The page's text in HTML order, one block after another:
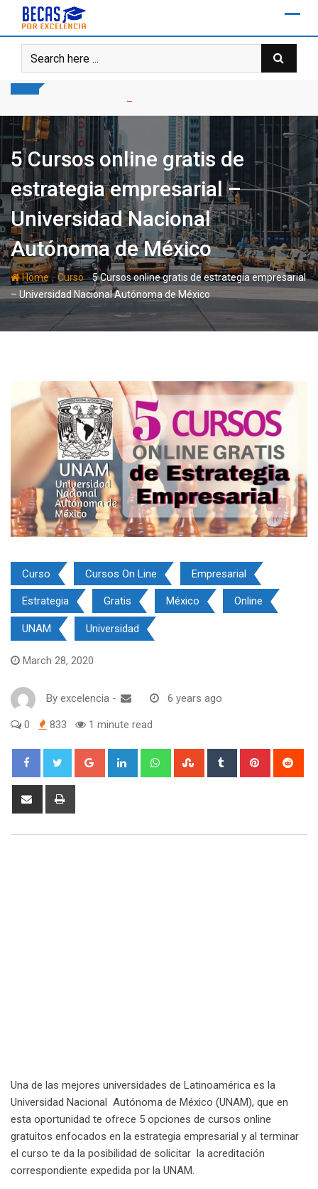
content
5 Cursos online gratis de
estrategia empresarial –
Universidad Nacional
Autónoma de México
Home-Curso-5 Cursos online gratis de estrategia empresarial
– Universidad Nacional Autónoma de México
Curso Cursos On Line Empresarial
Estrategia Gratis México Online
UNAM Universidad
March 28, 2020
By excelencia - 6 years ago
0 833 1 minute read
Google+ LinkedIn WhatsappStumbleUpon
Tumblr Pinterest
Share
Una de las mejores universidades de Latinoamérica es la
Universidad Nacional Autónoma de México (UNAM), que en
esta oportunidad te ofrece 5 opciones de cursos online
gratuitos enfocados en la estrategia empresarial y al terminar
el curso te da la posibilidad de solicitar la acreditación
correspondiente expedida por la UNAM.